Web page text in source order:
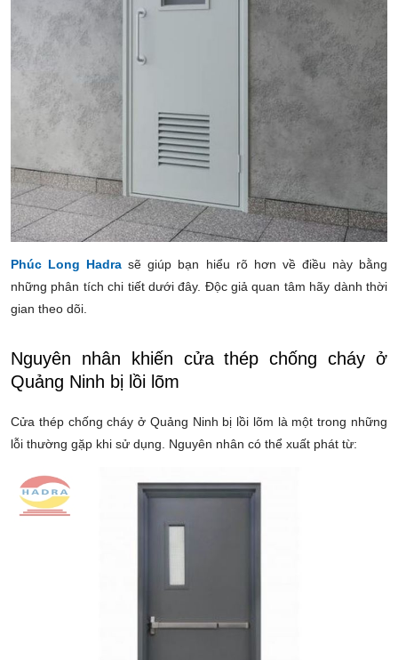
Phúc Long Hadra sẽ giúp bạn hiểu rõ hơn về điều này bằng
những phân tích chi tiết dưới đây. Độc giả quan tâm hãy dành thời
gian theo dõi.
Nguyên nhân khiến cửa thép chống cháy ở
Quảng Ninh bị lồi lõm
Cửa thép chống cháy ở Quảng Ninh bị lồi lõm là một trong những
lỗi thường gặp khi sử dụng. Nguyên nhân có thể xuất phát từ: